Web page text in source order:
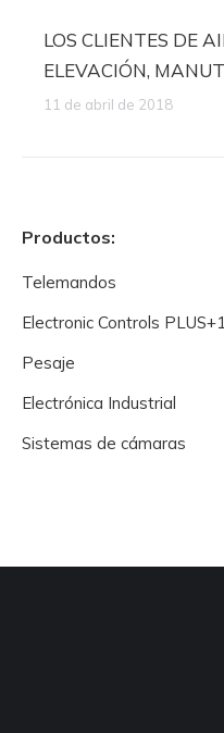
LOS CLIENTES DE
ELEVACIÓN,
11 de abril de 2018
Productos:
Telemandos
Electronic Controls PLUS+1
Pesaje
Electrónica Industrial
Sistemas de cámaras